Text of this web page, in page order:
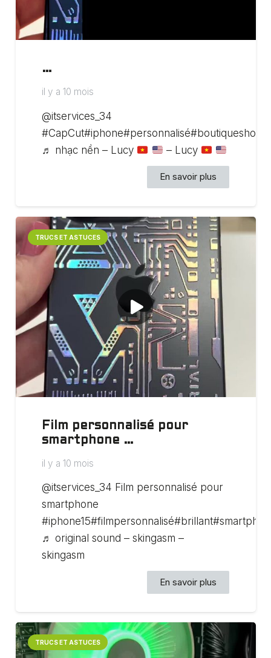
…
il y a 10 mois
@itservices_34
♬ nhạc nền – Lucy
– Lucy
En savoir plus
TRUCS ET ASTUCES
Film personnalisé pour
smartphone …
il y a 10 mois
@itservices_34 Film personnalisé pour
smartphone
♬ original sound – skingasm –
skingasm
En savoir plus
TRUCS ET ASTUCES